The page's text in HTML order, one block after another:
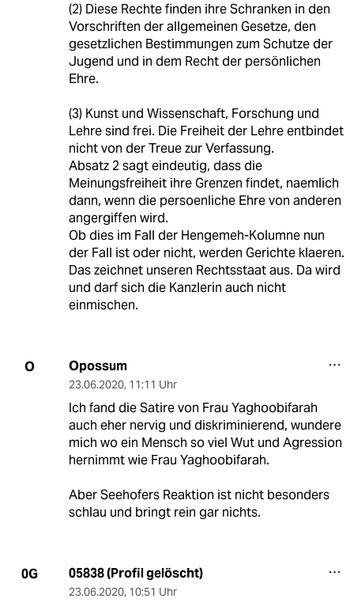
(2) Diese Rechte finden ihre Schranken in den
Vorschriften der allgemeinen Gesetze, den
gesetzlichen Bestimmungen zum Schutze der
Jugend und in dem Recht der persönlichen
Ehre.
(3) Kunst und Wissenschaft, Forschung und
Lehre sind frei. Die Freiheit der Lehre entbindet
nicht von der Treue zur Verfassung.
Absatz 2 sagt eindeutig, dass die
Meinungsfreiheit ihre Grenzen findet, naemlich
dann, wenn die persoenliche Ehre von anderen
angergiffen wird.
Ob dies im Fall der Hengemeh-Kolumne nun
der Fall ist oder nicht, werden Gerichte klaeren.
Das zeichnet unseren Rechtsstaat aus. Da wird
und darf sich die Kanzlerin auch nicht
einmischen.
O Opossum
23.06.2020, 11:11 Uhr
Ich fand die Satire von Frau Yaghoobifarah
auch eher nervig und diskriminierend, wundere
mich wo ein Mensch so viel Wut und Agression
hernimmt wie Frau Yaghoobifarah.
Aber Seehofers Reaktion ist nicht besonders
schlau und bringt rein gar nichts.
0G 05838 (Profil gelöscht)
23.06.2020, 10:51 Uhr